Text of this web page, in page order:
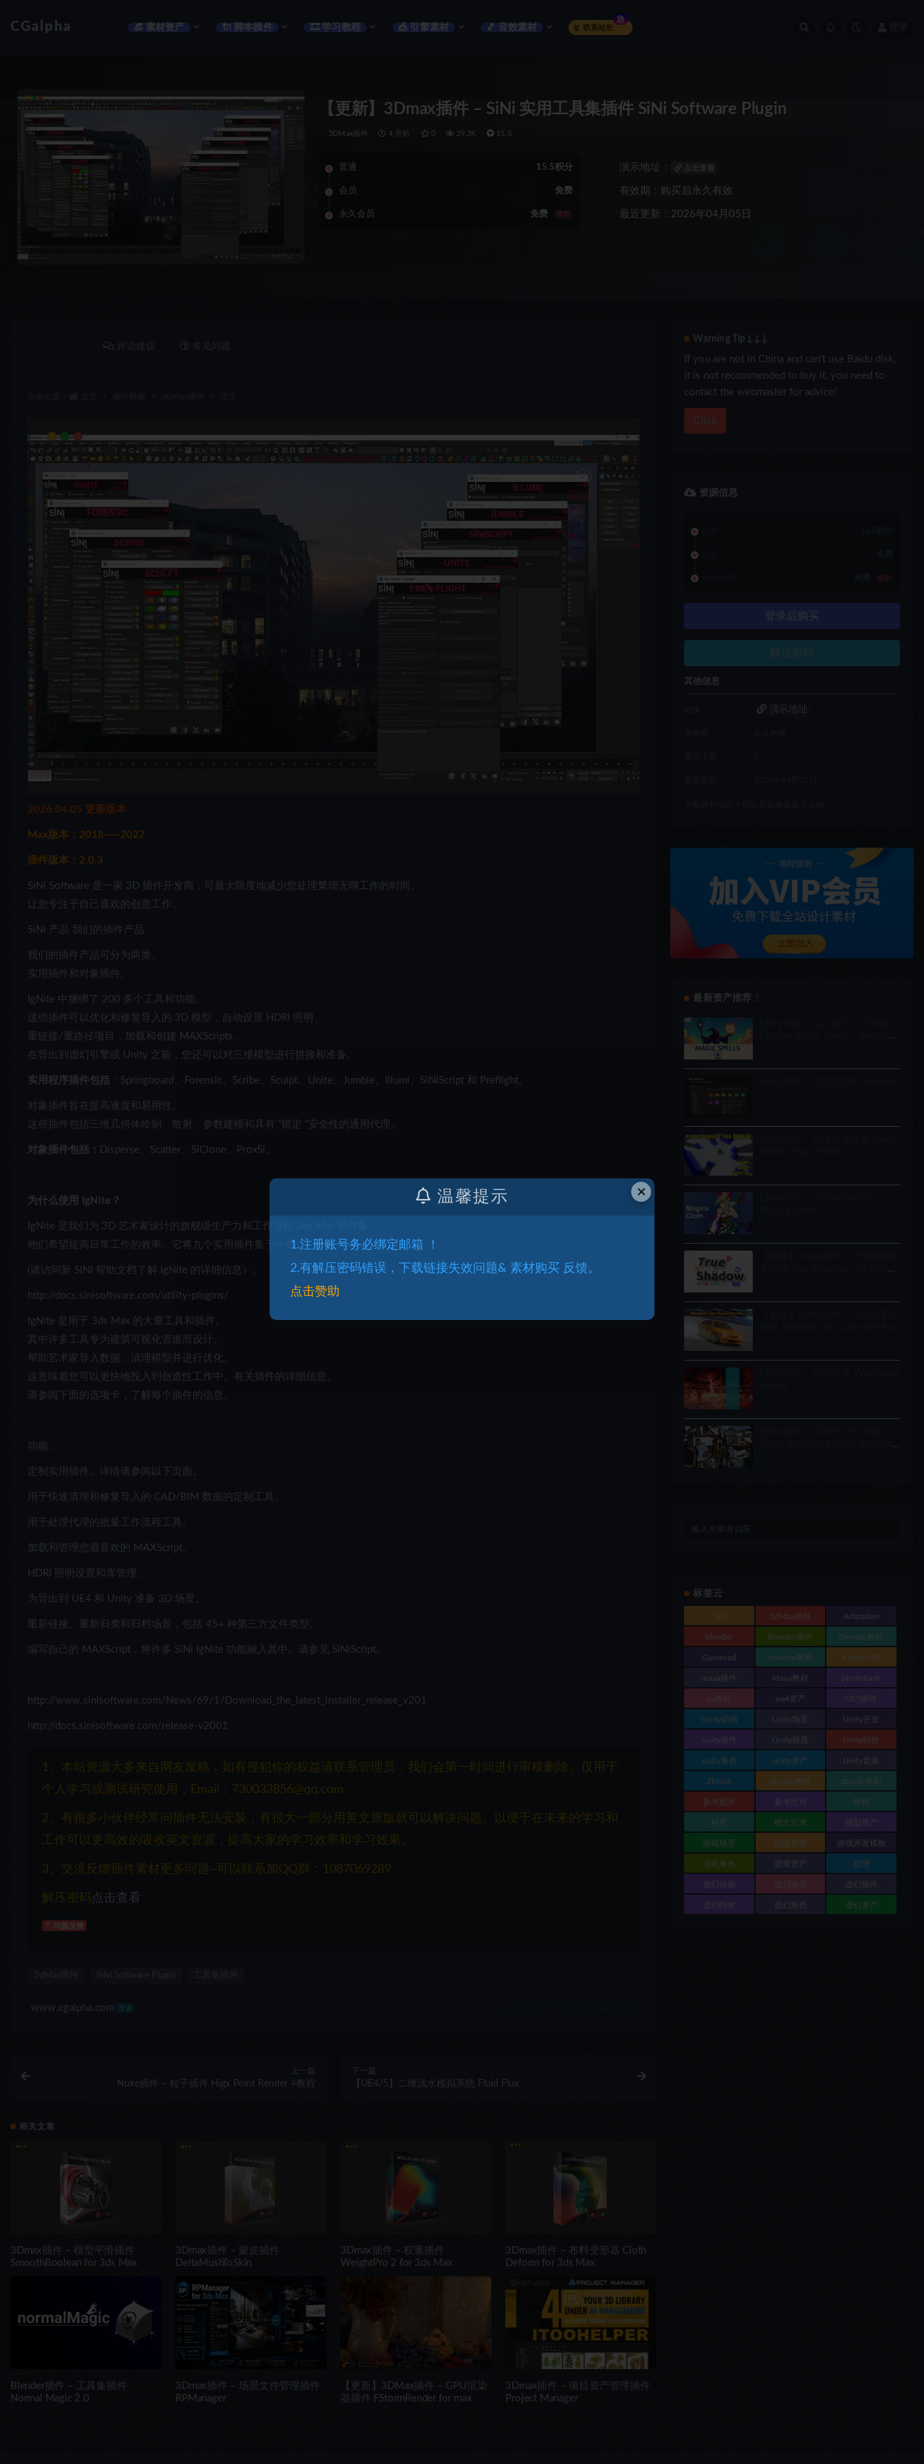
CGalpha 👒 素材资产 🔌 脚本插件 🎞️ 学习教程 🎪 引擎素材 🎵 音效素材 🥇 联系站长
急
【更新】3Dmax插件 – SiNi 实用工具集插件 SiNi Software Plugin
3DMax插件 4 月前 0 29.3K 15.5
普通 15.5积分
会员 免费
永久会员 免费 推荐
演示地址： 点击查看
有效期：购买后永久有效
最近更新：2026年04月05日
评论建议 常见问题
2026.04.05 更新版本
Max版本：2018——2027
插件版本：2.0.3
SiNi Software 是一家 3D 插件开发商，可最大限度地减少您处理繁琐无聊工作的时间、
让您专注于自己喜欢的创意工作。
SiNi 产品 我们的插件产品
我们的插件产品可分为两类、
实用插件和对象插件。
IgNite 中捆绑了 200 多个工具和功能。
这些插件可以优化和修复导入的 3D 模型，自动设置 HDRI 照明、
重链接/重路径项目，加载和创建 MAXScripts、
在导出到虚幻引擎或 Unity 之前，您还可以对三维模型进行拼接和准备。
实用程序插件包括 ：Springboard、Forensic、Scribe、Sculpt、Unite、Jumble、Illumi、SiNiScript 和 Preflight。
对象插件旨在提高速度和易用性。
这些插件包括三维几何体绘制、散射、参数建模和具有 “锁定 “安全性的通用代理。
对象插件包括： Disperse、Scatter、SiClone、ProxSi。
为什么使用 IgNite？
IgNite 是我们为 3D 艺术家设计的旗舰级生产力和工作流程 3ds Max 插件集、
他们希望提高日常工作的效率。它将九个实用插件集于一身。
(请访问新 SINI 帮助文档了解 IgNite 的详细信息）。
http://docs.sinisoftware.com/utility-plugins/
IgNite 是用于 3ds Max 的大量工具和插件。
其中许多工具专为建筑可视化管道而设计、
帮助艺术家导入数据、清理模型并进行优化、
这意味着您可以更快地投入到创造性工作中。有关插件的详细信息、
请参阅下面的选项卡，了解每个插件的信息。
功能：
定制实用插件。详情请参阅以下页面。
用于快速清理和修复导入的 CAD/BIM 数据的定制工具。
用于处理代理的批量工作流程工具。
加载和管理您最喜欢的 MAXScript。
HDRI 照明设置和库管理。
为导出到 UE4 和 Unity 准备 3D 场景。
重新链接、重新归类和归档场景，包括 45+ 种第三方文件类型。
编写自己的 MAXScript，将许多 SiNi IgNite 功能融入其中。请参见 SiNiScript。
http://www.sinisoftware.com/News/69/1/Download_the_latest_installer_release_v201
http://docs.sinisoftware.com/release-v2001
1、本站资源大多来自网友发稿，如有侵犯你的权益请联系管理员，我们会第一时间进行审核删除。仅用于
个人学习或测试研究使用，Email：730033856@qq.com
2、有很多小伙伴经常问插件无法安装，有很大一部分用英文原版就可以解决问题。以便于在未来的学习和
工作可以更高效的吸收英文资源，提高大家的学习效率和学习效果。
3、交流反馈插件素材更多问题~可以联系加QQ群：1087069289
解压密码 点击查看
问题反馈
www.cgalpha.com
上一篇
Nuke插件 – 粒子插件 Higx Point Render +教程
下一篇
【UE4/5】二维浅水模拟系统 Fluid Flux
相关文章
3Dmax插件 – 模型平滑插件
SmoothBoolean for 3ds Max
3Dmax插件 – 蒙皮插件
DeltaMushToSkin
3Dmax插件 – 权重插件
WeightPro 2 for 3ds Max
3Dmax插件 – 布料变形器 Cloth
Deform for 3ds Max
Blender插件 – 工具集插件
Normal Magic 2.0
3Dmax插件 – 场景文件管理插件
RPManager
【更新】3DMax插件 – GPU渲染
器插件 FStormRender for max
3Dmax插件 – 项目资产管理插件
Project Manager
Warning Tip↓↓↓
If you are not in China and can’t use Baidu disk,
it is not recommended to buy it, you need to
contact the webmaster for advice!
Click
资源信息
推荐
登录后购买
解压密码
其他信息
演示地址
最新资产推荐：
Forge (Modular House, Modular
标签云
3D 3dMax插件 Artstation
blender Blender插件 Blender教程
Gumroad houdini教程 Kitbash3D
maya插件 Maya教程 photobash
ps教程 ue4资产 UE5插件
Unity动画 Unity场景 Unity开发
unity插件 Unity材质 Unity特效
unity角色 unity资产 Unity音效
Zbrush zbrush教程 zbrush笔刷
参考图片 参考照片 教程
材质 概念艺术 模型资产
游戏场景 游戏开发 游戏开发模板
游戏角色 游戏资产 纹理
虚幻动画 虚幻场景 虚幻插件
虚幻特效 虚幻角色 虚幻资产
×
温馨提示
1.注册账号务必绑定邮箱 ！
2.有解压密码错误，下载链接失效问题& 素材购买 反馈。
点击赞助